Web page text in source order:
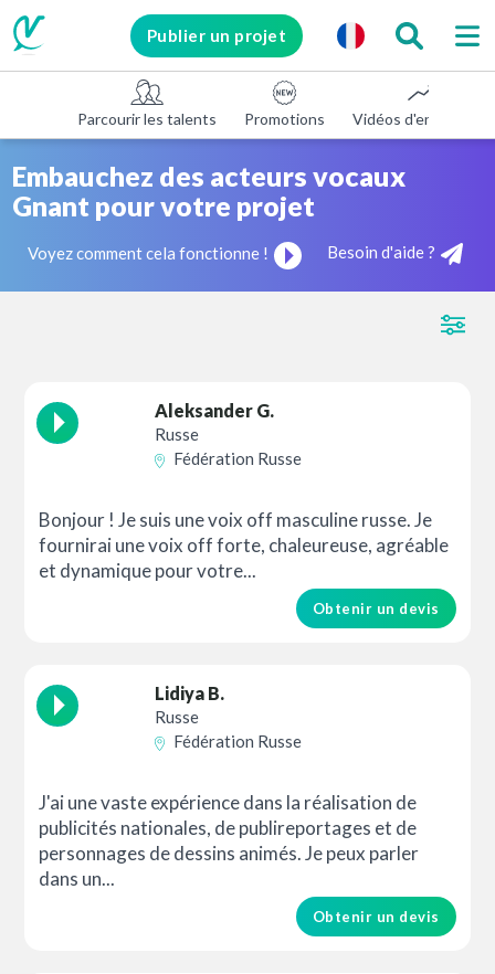
Publier un projet
Parcourir les talents Promotions Vidéos d'entreprise
Embauchez des acteurs vocaux
Gnant pour votre projet
Voyez comment cela fonctionne ! Besoin d'aide ?
Aleksander G.
Russe
Fédération Russe
Bonjour ! Je suis une voix off masculine russe. Je
fournirai une voix off forte, chaleureuse, agréable
et dynamique pour votre...
Obtenir un devis
Lidiya B.
Russe
Fédération Russe
J'ai une vaste expérience dans la réalisation de
publicités nationales, de publireportages et de
personnages de dessins animés. Je peux parler
dans un...
Obtenir un devis